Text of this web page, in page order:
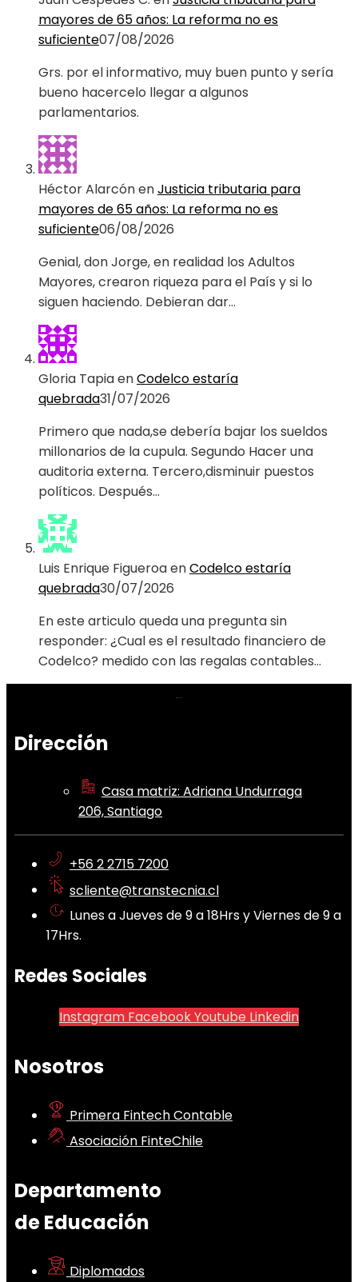
mayores de 65 años: La reforma no es
suficiente07/08/2026
Grs. por el informativo, muy buen punto y sería
bueno hacercelo llegar a algunos
parlamentarios.
Héctor AlarcónenJusticia tributaria para
mayores de 65 años: La reforma no es
suficiente06/08/2026
Genial, don Jorge, en realidad los Adultos
Mayores, crearon riqueza para el País y si lo
siguen haciendo. Debieran dar…
Gloria TapiaenCodelco estaría
quebrada31/07/2026
Primero que nada,se debería bajar los sueldos
millonarios de la cupula. Segundo Hacer una
auditoria externa. Tercero,disminuir puestos
políticos. Después…
Luis Enrique FigueroaenCodelco estaría
quebrada30/07/2026
En este articulo queda una pregunta sin
responder: ¿Cual es el resultado financiero de
Codelco? medido con las regalas contables…
Dirección
Casa matriz: Adriana Undurraga
206, Santiago
+56 2 2715 7200
scliente@transtecnia.cl
Lunes a Jueves de 9 a 18Hrs y Viernes de 9 a
17Hrs.
Redes Sociales
Instagram FacebookYoutube Linkedin
Nosotros
Primera Fintech Contable
Asociación FinteChile
Departamento
de Educación
Diplomados